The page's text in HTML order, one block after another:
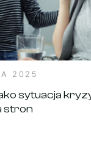
2025
sytuacja
stron